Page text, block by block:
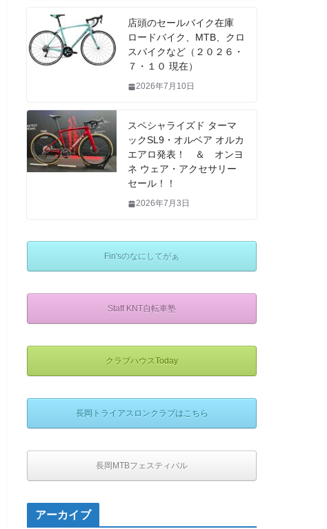
店頭のセールバイク在庫
ロードバイク、MTB、クロ
スバイクなど（２０２６・
７・１０ 現在）
2026年7月10日
スペシャライズド ターマ
ックSL9・オルベア オルカ
エアロ発表！ ＆ オンヨ
ネ ウェア・アクセサリー
セール！！
2026年7月3日
Fin'sのなにしてがぁ
Staff KNT自転車塾
クラブハウスToday
長岡トライアスロンクラブはこちら
長岡MTBフェスティバル
アーカイブ